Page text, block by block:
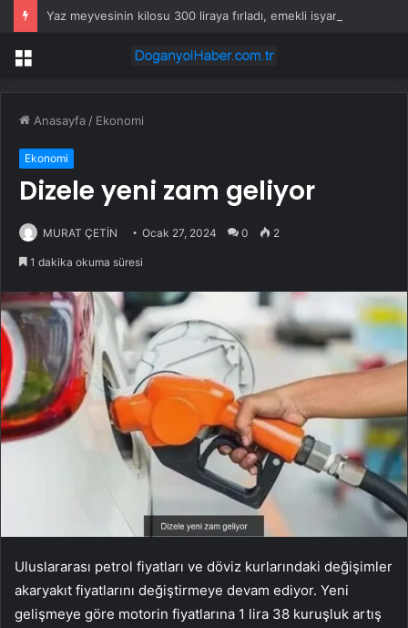
Yaz meyvesinin kilosu 300 liraya fırladı, emekli isyan etti
Menü
Anasayfa / Ekonomi
Ekonomi
Dizele yeni zam geliyor
MURAT ÇETİN Ocak 27, 2024 0 2
1 dakika okuma süresi
Uluslararası petrol fiyatları ve döviz kurlarındaki değişimler
akaryakıt fiyatlarını değiştirmeye devam ediyor. Yeni
gelişmeye göre motorin fiyatlarına 1 lira 38 kuruşluk artış